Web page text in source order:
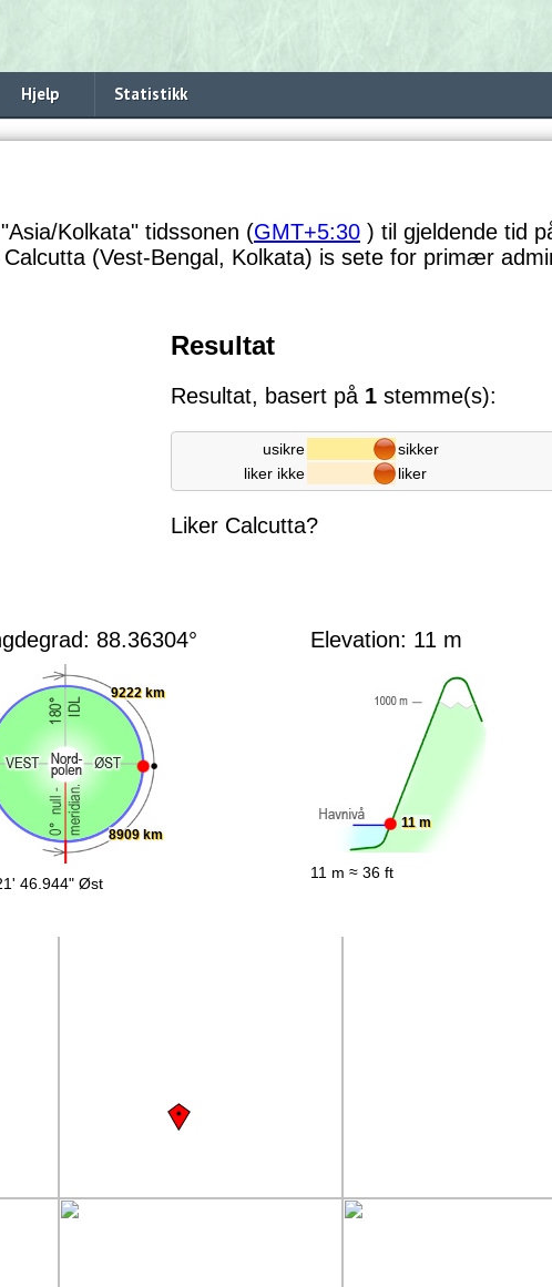
Hjelp Statistikk
Kolkata" tidssonen (GMT+5:30 ) til gjeldende tid
(Vest-Bengal, Kolkata) is sete for primær
Resultat
Resultat, basert på 1 stemme(s):
usikre
sikker
liker ikke
liker
Liker Calcutta?
88.36304°
8909 km
9222 km
46.944" Øst
Elevation: 11 m
11 m
11 m ≈ 36 ft